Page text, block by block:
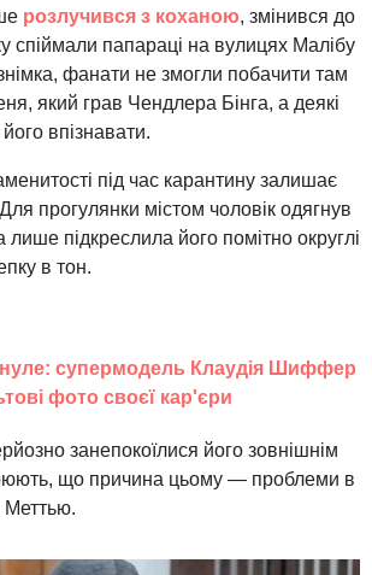
розлучився з коханою, змінився до
спіймали папараці на вулицях Малібу
знімка, фанати не змогли побачити там
який грав Чендлера Бінга, а деякі
впізнавати.
під час карантину залишає
прогулянки містом чоловік одягнув
лише підкреслила його помітно округлі
в тон.
супермодель Клаудія Шиффер
фото своєї кар'єри
занепокоїлися його зовнішнім
що причина цьому — проблеми в
Меттью.